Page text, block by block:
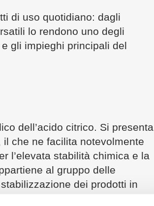
di uso quotidiano: dagli
lo rendono uno degli
gli impieghi principali del
dell’acido citrico. Si presenta
che ne facilita notevolmente
l’elevata stabilità chimica e la
al gruppo delle
dei prodotti in
del prodotto.